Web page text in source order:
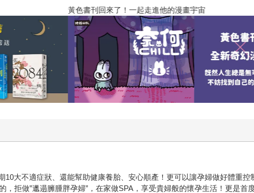
閱讀漫遊錄-2026上
大不適症狀、還能幫助健康養胎、安心順產！更可以讓孕婦做好體重控
拒做”邋遢臃腫胖孕婦”，在家做SPA，享受貴婦般的懷孕生活！更是首